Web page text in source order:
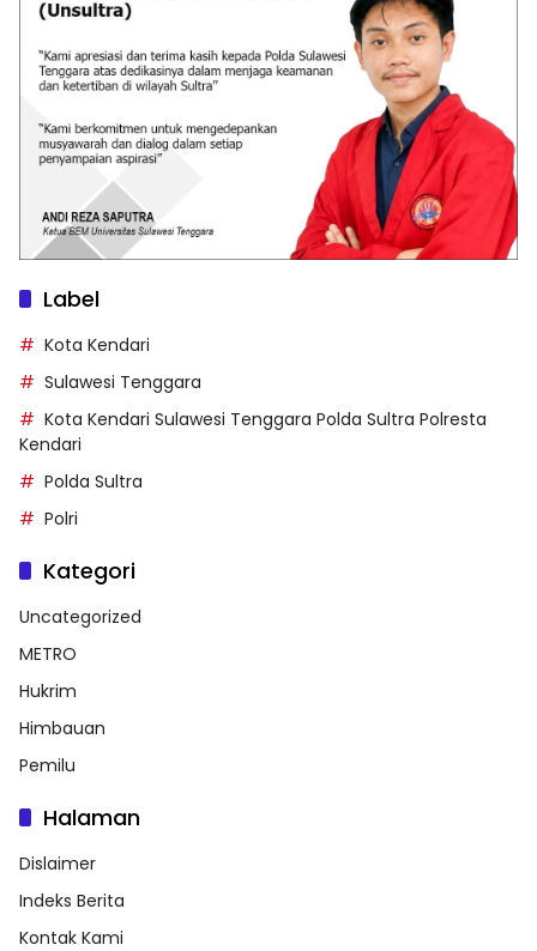
Label
Kota Kendari
Sulawesi Tenggara
Kota Kendari Sulawesi Tenggara Polda Sultra Polresta
Kendari
Polda Sultra
Polri
Kategori
Uncategorized
METRO
Hukrim
Himbauan
Pemilu
Halaman
Dislaimer
Indeks Berita
Kontak Kami